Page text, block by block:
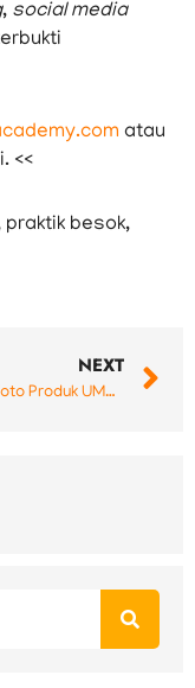
, social media
atau
<<
praktik besok,
NEXT
AI untuk Foto Produk UMKM: Bantu Banget, Tapi Jangan Sampai Bikin Kecewa!